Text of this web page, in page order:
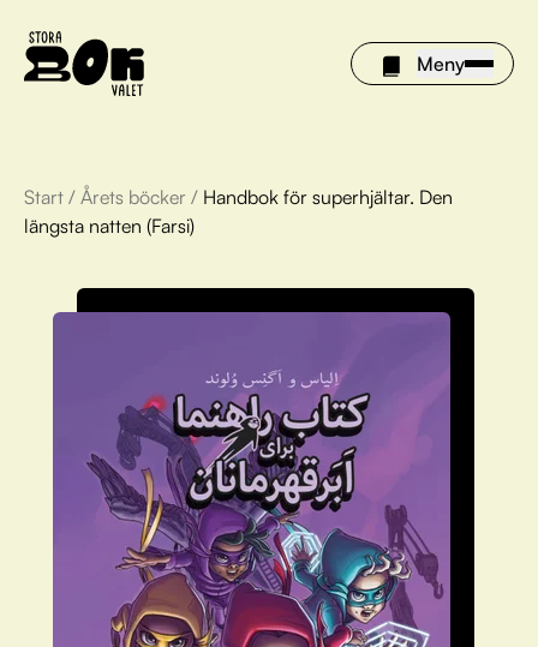
Meny
Årets böcker
Om Stora bokvalet
Vinnare
FAQ
För bibliotek
Start / Årets böcker / Handbok för superhjältar. Den
längsta natten (Farsi)